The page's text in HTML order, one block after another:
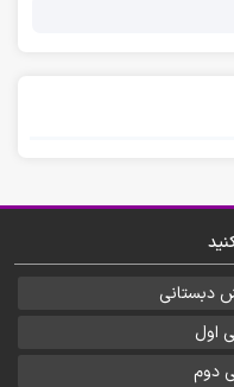
دبستانی
اول
دوم